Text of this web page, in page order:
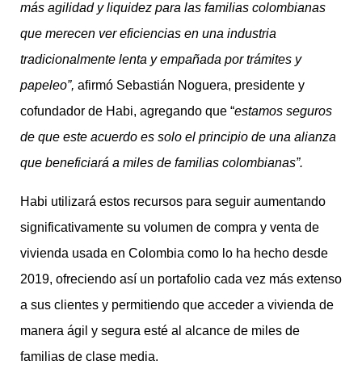
más agilidad y liquidez para las familias colombianas
que merecen ver eficiencias en una industria
tradicionalmente lenta y empañada por trámites y
papeleo”, afirmó Sebastián Noguera, presidente y
cofundador de Habi, agregando que “estamos seguros
de que este acuerdo es solo el principio de una alianza
que beneficiará a miles de familias colombianas”.
Habi utilizará estos recursos para seguir aumentando
significativamente su volumen de compra y venta de
vivienda usada en Colombia como lo ha hecho desde
2019, ofreciendo así un portafolio cada vez más extenso
a sus clientes y permitiendo que acceder a vivienda de
manera ágil y segura esté al alcance de miles de
familias de clase media.